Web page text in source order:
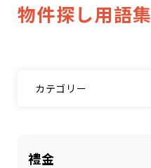
物件探し用語集
カテゴリー
禮金